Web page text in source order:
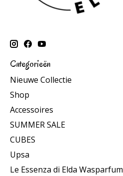
Categorieën
Nieuwe Collectie
Shop
Accessoires
SUMMER SALE
CUBES
Upsa
Le Essenza di Elda Wasparfum